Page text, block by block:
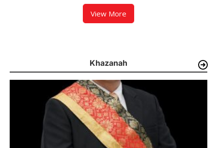
View More
Khazanah